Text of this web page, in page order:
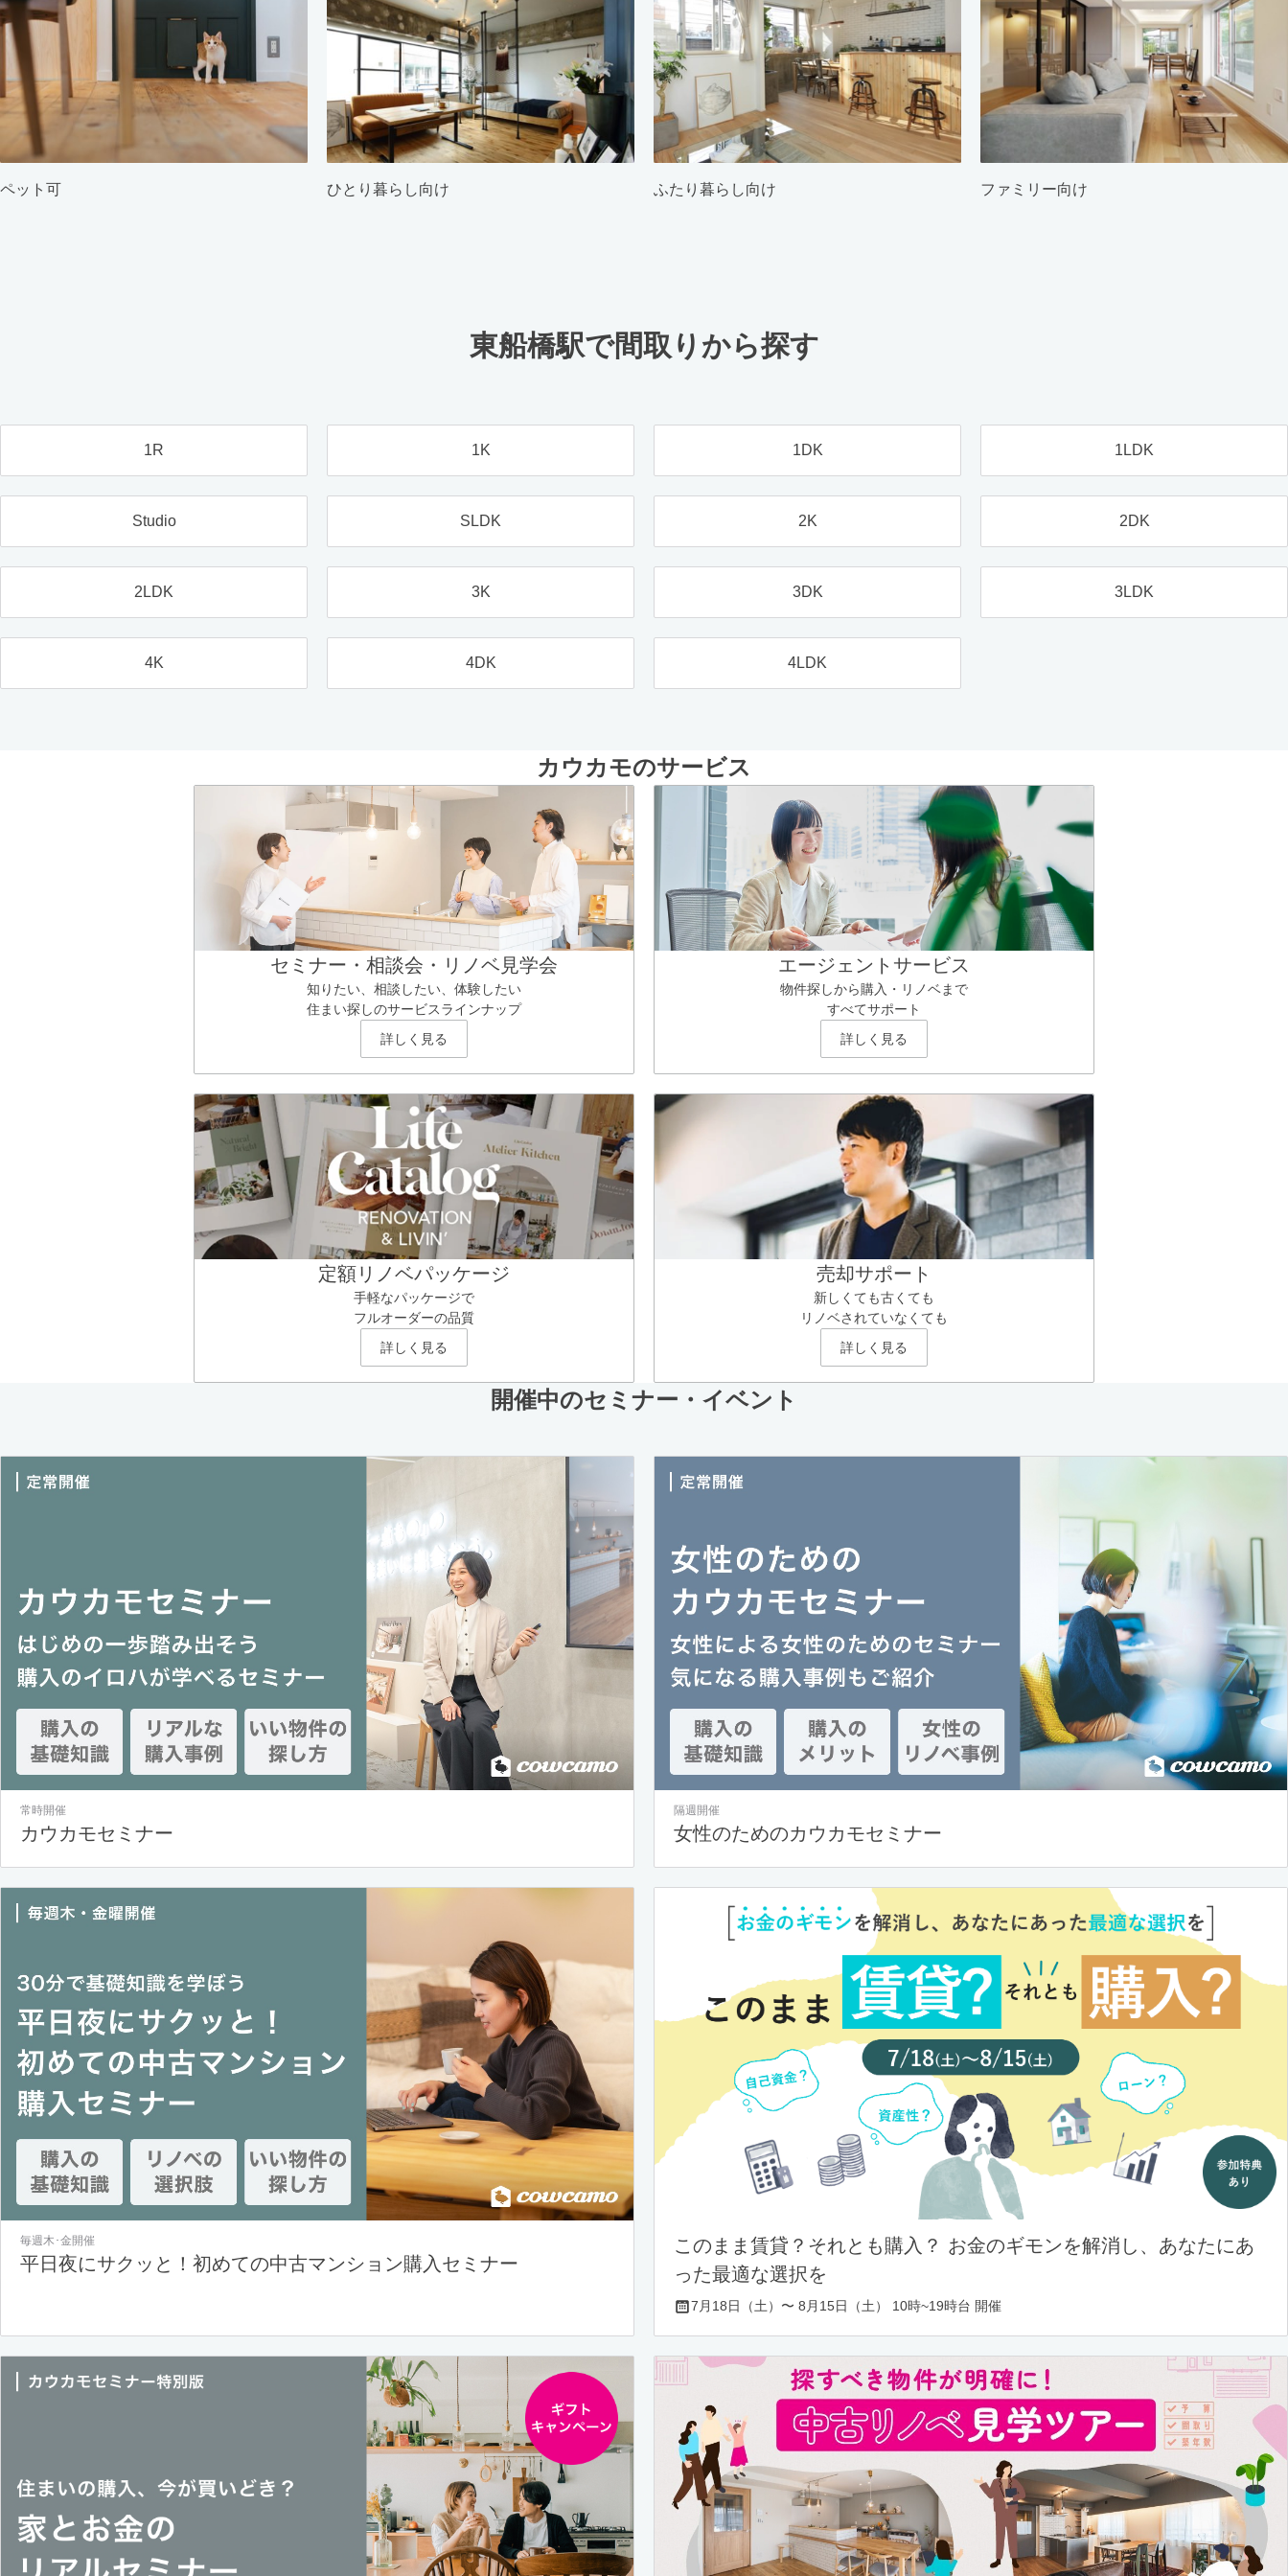
ペット可 ひとり暮らし向け ふたり暮らし向け ファミリー向け
東船橋駅で間取りから探す
1R 1K 1DK 1LDK
Studio SLDK 2K 2DK
2LDK 3K 3DK 3LDK
4K 4DK 4LDK
カウカモのサービス
セミナー・相談会・リノベ見学会
知りたい、相談したい、体験したい
住まい探しのサービスラインナップ
詳しく見る
エージェントサービス
物件探しから購入・リノベまで
すべてサポート
詳しく見る
定額リノベパッケージ
手軽なパッケージで
フルオーダーの品質
詳しく見る
売却サポート
新しくても古くても
リノベされていなくても
詳しく見る
開催中のセミナー・イベント
常時開催
カウカモセミナー
隔週開催
女性のためのカウカモセミナー
毎週木･金開催
平日夜にサクッと！初めての中古マンション購入セミナー
このまま賃貸？それとも購入？ お金のギモンを解消し、あなたにあ
った最適な選択を
7月18日（土）〜 8月15日（土） 10時~19時台 開催